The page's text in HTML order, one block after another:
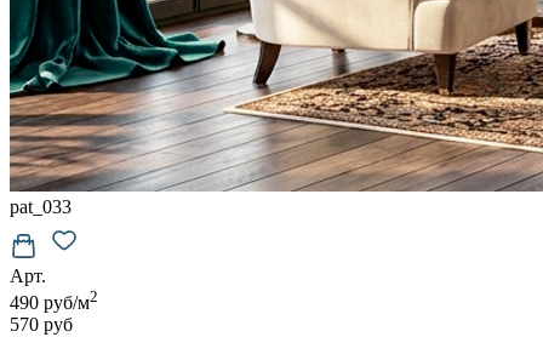
pat_033
Арт.
490 руб/м2
570 руб